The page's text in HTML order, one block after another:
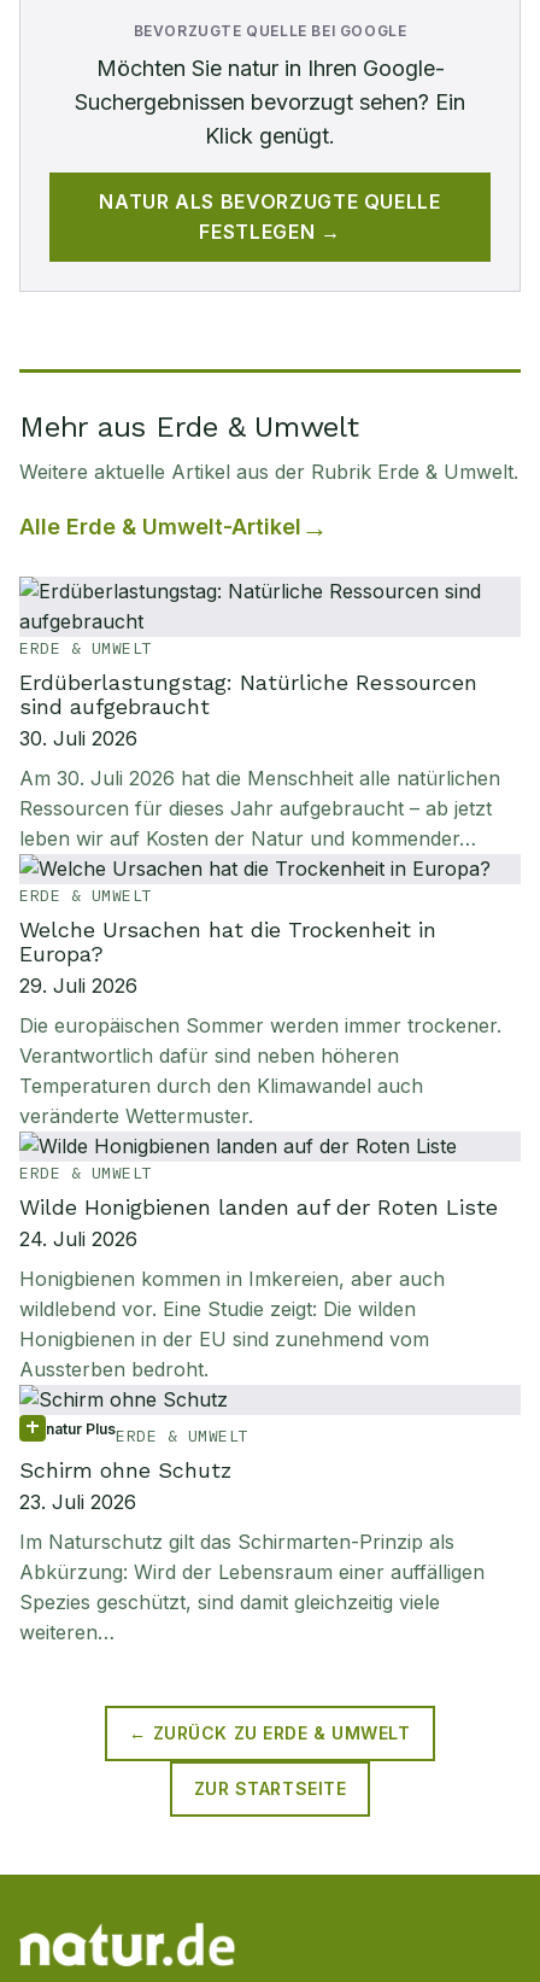
BEVORZUGTE QUELLE BEI GOOGLE
Möchten Sie naturin Ihren Google-
Suchergebnissen bevorzugt sehen? Ein
Klick genügt.
NATUR ALS BEVORZUGTE QUELLE
FESTLEGEN →
Mehr aus Erde & Umwelt
Weitere aktuelle Artikel aus der Rubrik Erde & Umwelt.
Alle Erde & Umwelt-Artikel
ERDE & UMWELT
Erdüberlastungstag: Natürliche Ressourcen
sind aufgebraucht
30. Juli 2026
Am 30. Juli 2026 hat die Menschheit alle natürlichen
Ressourcen für dieses Jahr aufgebraucht – ab jetzt
leben wir auf Kosten der Natur und kommender…
ERDE & UMWELT
Welche Ursachen hat die Trockenheit in
Europa?
29. Juli 2026
Die europäischen Sommer werden immer trockener.
Verantwortlich dafür sind neben höheren
Temperaturen durch den Klimawandel auch
veränderte Wettermuster.
ERDE & UMWELT
Wilde Honigbienen landen auf der Roten Liste
24. Juli 2026
Honigbienen kommen in Imkereien, aber auch
wildlebend vor. Eine Studie zeigt: Die wilden
Honigbienen in der EU sind zunehmend vom
Aussterben bedroht.
natur PlusERDE & UMWELT
Schirm ohne Schutz
23. Juli 2026
Im Naturschutz gilt das Schirmarten-Prinzip als
Abkürzung: Wird der Lebensraum einer auffälligen
Spezies geschützt, sind damit gleichzeitig viele
weiteren…
← ZURÜCK ZU ERDE & UMWELT
ZUR STARTSEITE